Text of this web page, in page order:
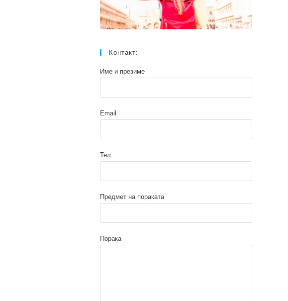
Контакт:
Име и презиме
Email
Тел:
Предмет на пораката
Порака